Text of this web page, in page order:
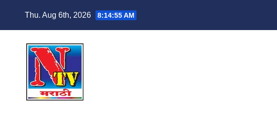
Thu. Aug 6th, 2026 8:14:56 AM